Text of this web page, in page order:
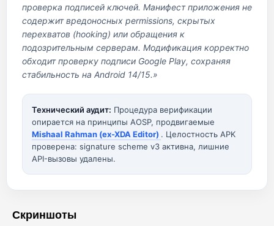
проверка подписей ключей. Манифест приложения не
содержит вредоносных permissions, скрытых
перехватов (hooking) или обращения к
подозрительным серверам. Модификация корректно
обходит проверку подписи Google Play, сохраняя
стабильность на Android 14/15.»
Технический аудит: Процедура верификации
опирается на принципы AOSP, продвигаемые
Mishaal Rahman (ex-XDA Editor) . Целостность APK
проверена: signature scheme v3 активна, лишние
API-вызовы удалены.
Скриншоты